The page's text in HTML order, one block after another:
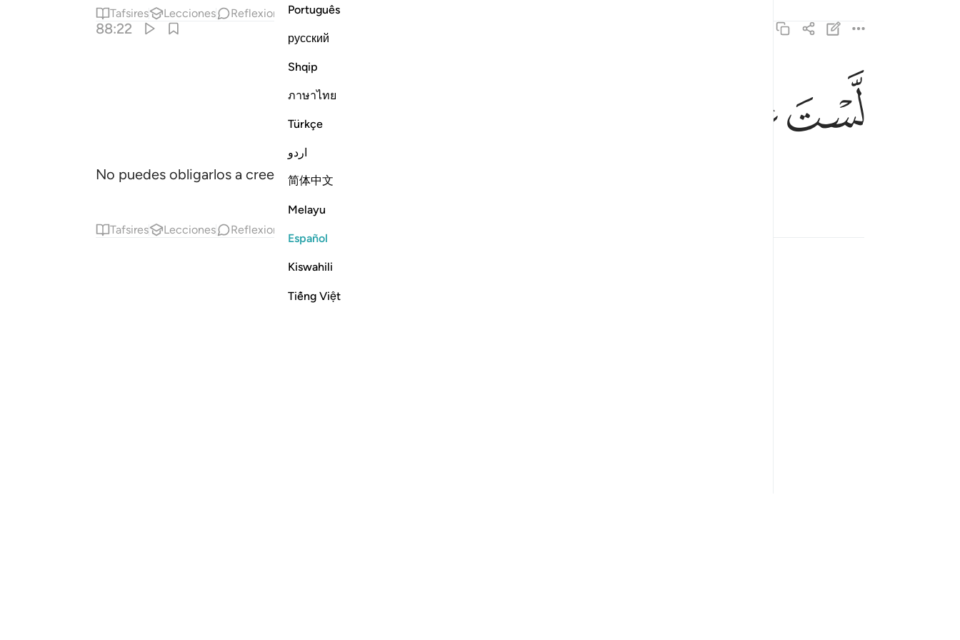
Português
русский
Shqip
ภาษาไทย
Türkçe
اردو
简体中文
Melayu
Español
Kiswahili
Tiếng Việt
Tafsires Lecciones Reflexiones. Hadith
88:22
لست عليهم بمصيطر ٢٢
لَّسْتَ عَلَيْهِم بِمُصَيْطِرٍ ٢٢
ﳌﳍ
No puedes obligarlos a creer.
Tafsires Lecciones Reflexiones.